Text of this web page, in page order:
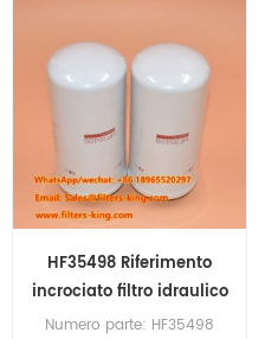
HF35498 Riferimento
incrociato filtro idraulico
Numero parte: HF35498